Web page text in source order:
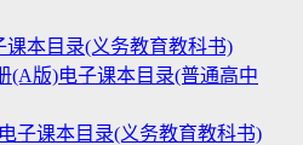
课本目录(义务教育教科书)
(A版)电子课本目录(普通高中
子课本目录(义务教育教科书)